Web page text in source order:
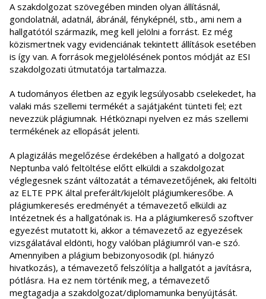
A szakdolgozat szövegében minden olyan állításnál,
gondolatnál, adatnál, ábránál, fényképnél, stb., ami nem a
hallgatótól származik, meg kell jelölni a forrást. Ez még
közismertnek vagy evidenciának tekintett állítások esetében
is így van. A források megjelölésének pontos módját az ESI
szakdolgozati útmutatója tartalmazza.
A tudományos életben az egyik legsúlyosabb cselekedet, ha
valaki más szellemi termékét a sajátjaként tünteti fel; ezt
nevezzük plágiumnak. Hétköznapi nyelven ez más szellemi
termékének az ellopását jelenti.
A plagizálás megelőzése érdekében a hallgató a dolgozat
Neptunba való feltöltése előtt elküldi a szakdolgozat
véglegesnek szánt változatát a témavezetőjének, aki feltölti
az ELTE PPK által preferált/kijelölt plágiumkeresőbe. A
plágiumkeresés eredményét a témavezető elküldi az
Intézetnek és a hallgatónak is. Ha a plágiumkereső szoftver
egyezést mutatott ki, akkor a témavezető az egyezések
vizsgálatával eldönti, hogy valóban plágiumról van-e szó.
Amennyiben a plágium bebizonyosodik (pl. hiányzó
hivatkozás), a témavezető felszólítja a hallgatót a javításra,
pótlásra. Ha ez nem történik meg, a témavezető
megtagadja a szakdolgozat/diplomamunka benyújtását.